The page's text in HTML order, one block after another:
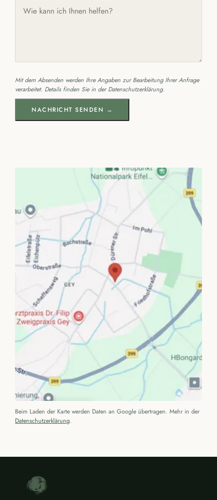
Mit dem Absenden werden Ihre Angaben zur Bearbeitung Ihrer Anfrage
verarbeitet. Details finden Sie in derDatenschutzerklärung.
NACHRICHT SENDEN →
KARTE LADEN
Beim Laden der Karte werden Daten an Google übertragen. Mehr in der
Datenschutzerklärung.